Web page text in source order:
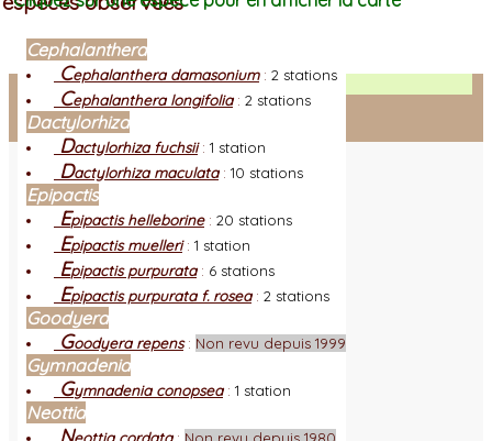
Facebook
Connexion adhérent
Cephalanthera
Cephalanthera damasonium: 2 stations
Cephalanthera longifolia: 2 stations
Dactylorhiza
Dactylorhiza fuchsii: 1 station
Dactylorhiza maculata: 10 stations
Epipactis
Epipactis helleborine: 20 stations
Epipactis muelleri: 1 station
Epipactis purpurata: 6 stations
Epipactis purpurata f. rosea: 2 stations
Goodyera
Goodyera repens: Non revu depuis 1999
Gymnadenia
Gymnadenia conopsea: 1 station
Neottia